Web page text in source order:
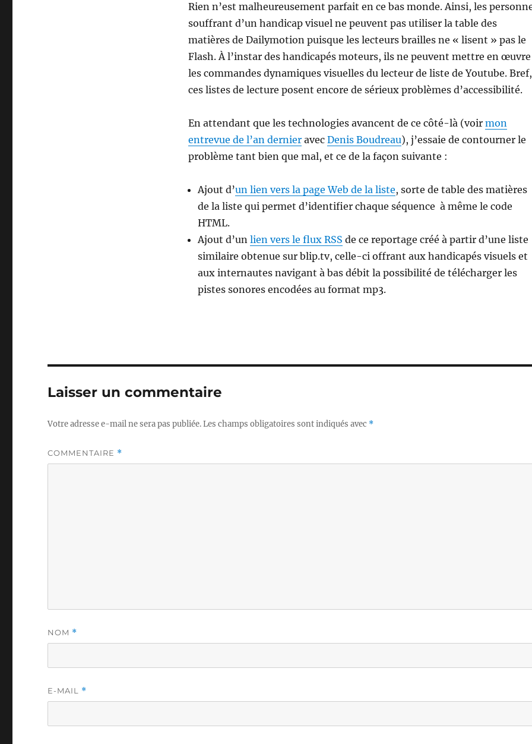
Rien n’est malheureusement parfait en ce bas monde. Ainsi, les
souffrant d’un handicap visuel ne peuvent pas utiliser la table des
matières de Dailymotion puisque les lecteurs brailles ne « lisent » pas le
Flash. À l’instar des handicapés moteurs, ils ne peuvent mettre en œuvre
les commandes dynamiques visuelles du lecteur de liste de Youtube. Bref,
ces listes de lecture posent encore de sérieux problèmes d’accessibilité.
En attendant que les technologies avancent de ce côté-là (voir mon
entrevue de l’an dernieravec Denis Boudreau), j’essaie de contourner le
problème tant bien que mal, et ce de la façon suivante :
Ajout d’un lien vers la page Web de la liste, sorte de table des matières
de la liste qui permet d’identifier chaque séquence à même le code
HTML.
Ajout d’un lien vers le flux RSS de ce reportage créé à partir d’une liste
similaire obtenue sur blip.tv, celle-ci offrant aux handicapés visuels et
aux internautes navigant à bas débit la possibilité de télécharger les
pistes sonores encodées au format mp3.
Laisser un commentaire
Votre adresse e-mail ne sera pas publiée.Les champs obligatoires sont indiqués avec *
COMMENTAIRE *
NOM *
E-MAIL *